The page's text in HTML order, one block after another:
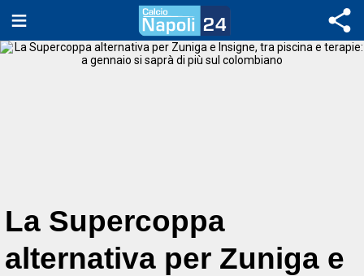
La Supercoppa
alternativa per Zuniga e